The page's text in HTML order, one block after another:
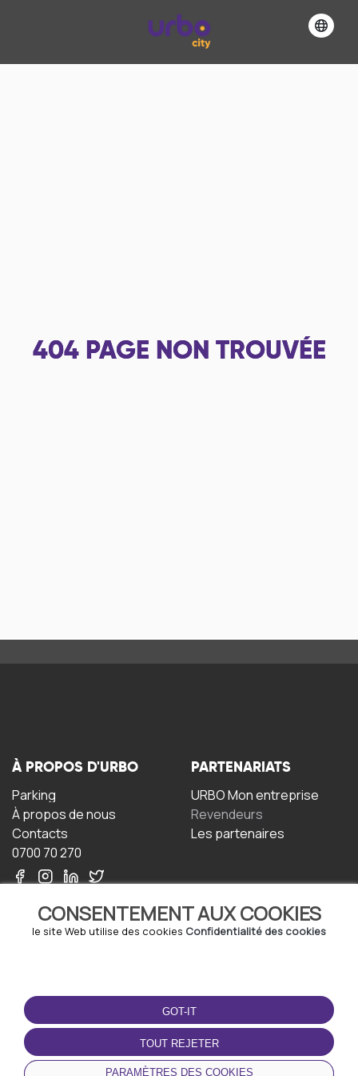
404 PAGE NON TROUVÉE
CONSENTEMENT AUX COOKIES
le site Web utilise des cookies Confidentialité des cookies
GOT-IT
TOUT REJETER
PARAMÈTRES DES COOKIES
À PROPOS D'URBO
Parking
À propos de nous
Contacts
0700 70 270
PARTENARIATS
URBO Mon entreprise
Revendeurs
Les partenaires
TERMS-OF-USE
Termes et conditions
Politique de confidentialité
Politique relative aux
cookies
TÉLÉCHARGEZ
L'APPLICATION